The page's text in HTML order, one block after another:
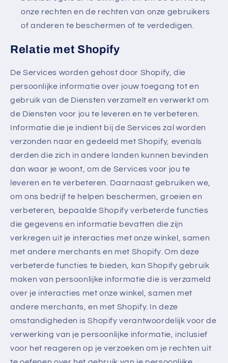
onze rechten en de rechten van onze gebruikers
of anderen te beschermen of te verdedigen.
Relatie met Shopify
De Services worden gehost door Shopify, die
persoonlijke informatie over jouw toegang tot en
gebruik van de Diensten verzamelt en verwerkt om
de Diensten voor jou te leveren en te verbeteren.
Informatie die je indient bij de Services zal worden
verzonden naar en gedeeld met Shopify, evenals
derden die zich in andere landen kunnen bevinden
dan waar je woont, om de Services voor jou te
leveren en te verbeteren. Daarnaast gebruiken we,
om ons bedrijf te helpen beschermen, groeien en
verbeteren, bepaalde Shopify verbeterde functies
die gegevens en informatie bevatten die zijn
verkregen uit je interacties met onze winkel, samen
met andere merchants en met Shopify. Om deze
verbeterde functies te bieden, kan Shopify gebruik
maken van persoonlijke informatie die is verzameld
over je interacties met onze winkel, samen met
andere merchants, en met Shopify. In deze
omstandigheden is Shopify verantwoordelijk voor de
verwerking van je persoonlijke informatie, inclusief
voor het reageren op je verzoeken om je rechten uit